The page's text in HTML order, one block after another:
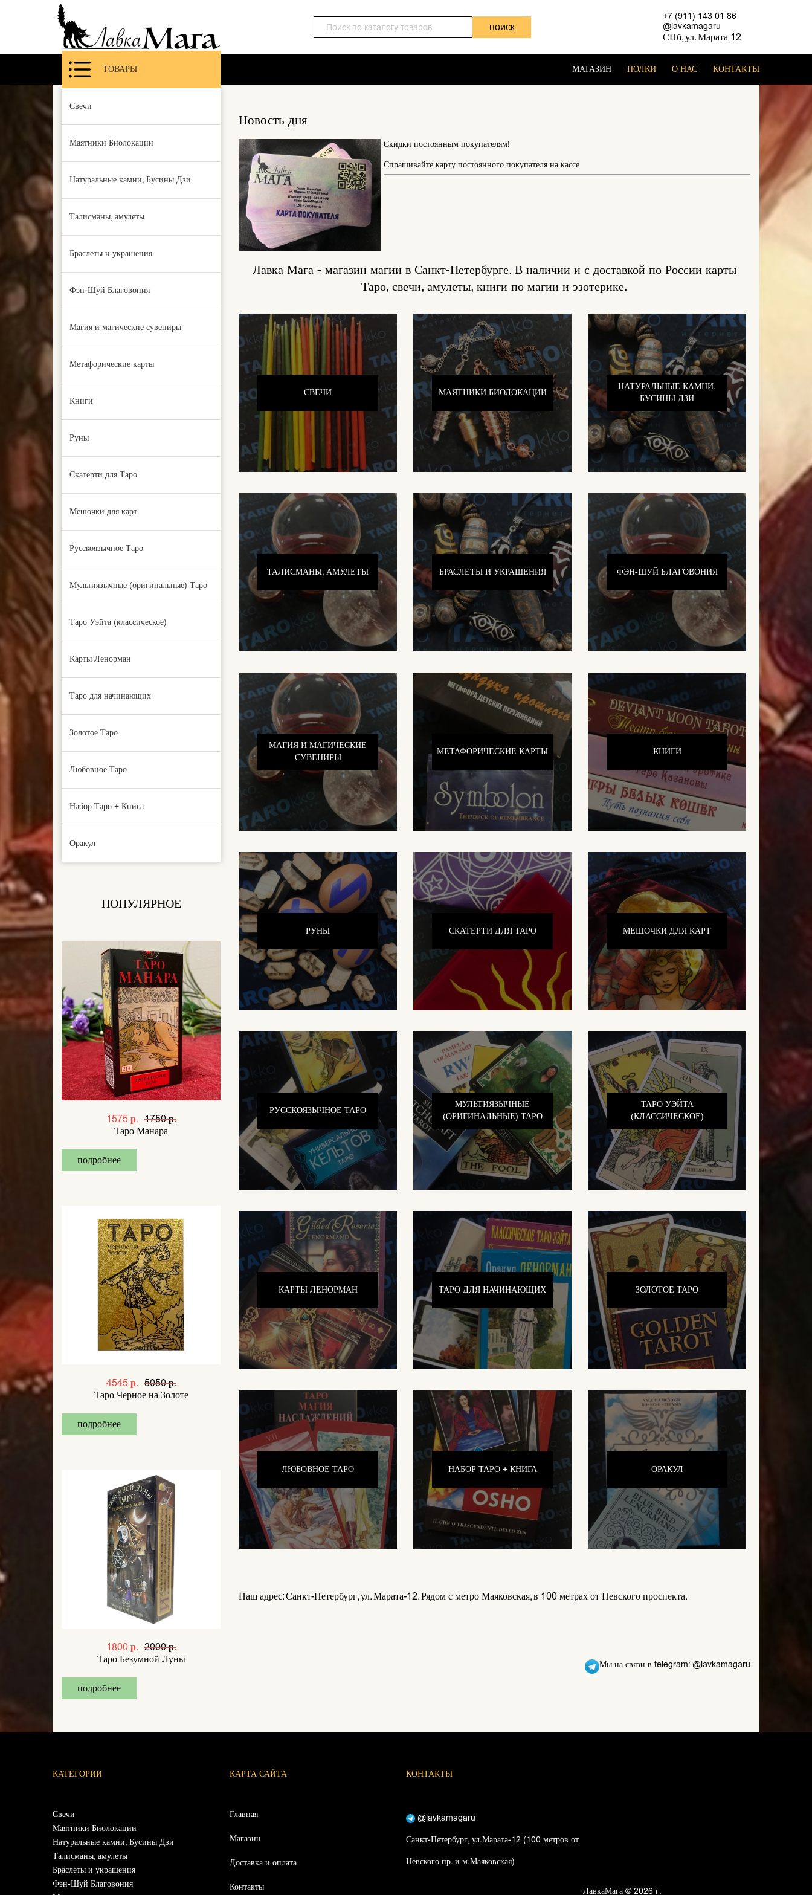
поиск
+7 (911) 143 01 86
@lavkamagaru
СПб, ул. Марата 12
ТОВАРЫ МАГАЗИН ПОЛКИ О НАС КОНТАКТЫ
Свечи
Маятники Биолокации
Натуральные камни, Бусины Дзи
Талисманы, амулеты
Браслеты и украшения
Фэн-Шуй Благовония
Магия и магические сувениры
Метафорические карты
Книги
Руны
Скатерти для Таро
Мешочки для карт
Русскоязычное Таро
Мультиязычные (оригинальные) Таро
Таро Уэйта (классическое)
Карты Ленорман
Таро для начинающих
Золотое Таро
Любовное Таро
Набор Таро + Книга
Оракул
ПОПУЛЯРНОЕ
1575 р. 1750 р.
Таро Манара
подробнее
4545 р. 5050 р.
Таро Черное на Золоте
подробнее
1800 р. 2000 р.
Таро Безумной Луны
подробнее
Новость дня
Скидки постоянным покупателям!
Спрашивайте карту постоянного покупателя на кассе
Лавка Мага - магазин магии в Санкт-Петербурге. В наличии и с доставкой по России карты
Таро, свечи, амулеты, книги по магии и эзотерике.
СВЕЧИ МАЯТНИКИ БИОЛОКАЦИИ
НАТУРАЛЬНЫЕ КАМНИ,
БУСИНЫ ДЗИ
ТАЛИСМАНЫ, АМУЛЕТЫ БРАСЛЕТЫ И УКРАШЕНИЯ ФЭН-ШУЙ БЛАГОВОНИЯ
МАГИЯ И МАГИЧЕСКИЕ
СУВЕНИРЫ
МЕТАФОРИЧЕСКИЕ КАРТЫ КНИГИ
РУНЫ СКАТЕРТИ ДЛЯ ТАРО МЕШОЧКИ ДЛЯ КАРТ
РУССКОЯЗЫЧНОЕ ТАРО
МУЛЬТИЯЗЫЧНЫЕ
(ОРИГИНАЛЬНЫЕ) ТАРО
ТАРО УЭЙТА
(КЛАССИЧЕСКОЕ)
КАРТЫ ЛЕНОРМАН ТАРО ДЛЯ НАЧИНАЮЩИХ ЗОЛОТОЕ ТАРО
ЛЮБОВНОЕ ТАРО НАБОР ТАРО + КНИГА ОРАКУЛ
Наш адрес: Санкт-Петербург, ул. Марата-12. Рядом с метро Маяковская, в 100 метрах от Невского проспекта.
Мы на связи в telegram: @lavkamagaru
КАТЕГОРИИ
Свечи
Маятники Биолокации
Натуральные камни, Бусины Дзи
Талисманы, амулеты
Браслеты и украшения
Фэн-Шуй Благовония
КАРТА САЙТА
Главная
Магазин
Доставка и оплата
Контакты
КОНТАКТЫ
@lavkamagaru
Санкт-Петербург, ул.Марата-12 (100 метров от
Невского пр. и м.Маяковская)
ЛавкаМага © 2026 г.